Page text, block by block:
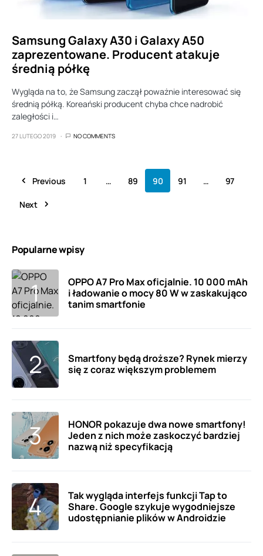
Samsung Galaxy A30 i Galaxy A50
zaprezentowane. Producent atakuje
średnią półkę
Wygląda na to, że Samsung zaczął poważnie interesować się
średnią półką. Koreański producent chyba chce nadrobić
zaległości i…
27 LUTEGO 2019 NO COMMENTS
Previous 1 … 89 90 91 … 97
Next
Popularne wpisy
OPPO A7 Pro Max oficjalnie. 10 000 mAh
i ładowanie o mocy 80 W w zaskakująco
tanim smartfonie
Smartfony będą droższe? Rynek mierzy
się z coraz większym problemem
HONOR pokazuje dwa nowe smartfony!
Jeden z nich może zaskoczyć bardziej
nazwą niż specyfikacją
Tak wygląda interfejs funkcji Tap to
Share. Google szykuje wygodniejsze
udostępnianie plików w Androidzie